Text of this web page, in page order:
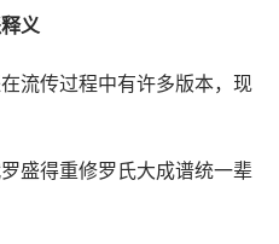
释义
流传过程中有许多版本，现
盛得重修罗氏大成谱统一辈